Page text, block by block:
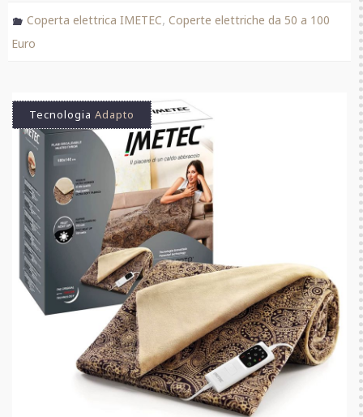
Coperta elettrica IMETEC,Coperte elettriche da 50 a 100
Euro
Tecnologia Adapto